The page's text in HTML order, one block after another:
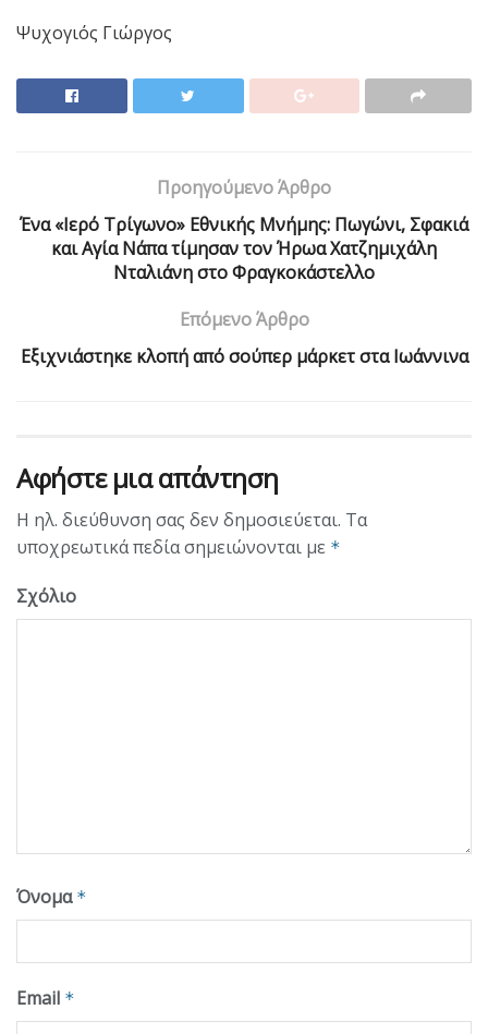
Ψυχογιός Γιώργος
Προηγούμενο Άρθρο
Ένα «Ιερό Τρίγωνο» Εθνικής Μνήμης: Πωγώνι, Σφακιά
και Αγία Νάπα τίμησαν τον Ήρωα Χατζημιχάλη
Νταλιάνη στο Φραγκοκάστελλο
Επόμενο Άρθρο
Εξιχνιάστηκε κλοπή από σούπερ μάρκετ στα Ιωάννινα
Αφήστε μια απάντηση
Η ηλ. διεύθυνση σας δεν δημοσιεύεται. Τα
υποχρεωτικά πεδία σημειώνονται με *
Σχόλιο
Όνομα *
Email *